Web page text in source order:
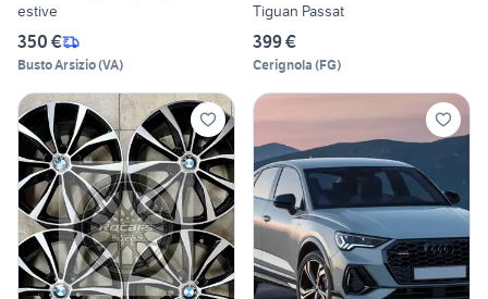
estive
350 €
Busto Arsizio(VA)
Tiguan Passat
399 €
Cerignola (FG)